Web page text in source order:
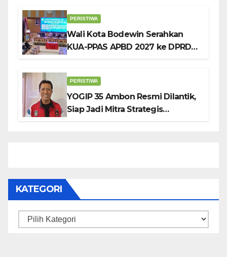
PERISTIWA
Wali Kota Bodewin Serahkan
KUA-PPAS APBD 2027 ke DPRD
PERISTIWA
YOGIP 35 Ambon Resmi Dilantik,
Siap Jadi Mitra Strategis
KATEGORI
Kategori